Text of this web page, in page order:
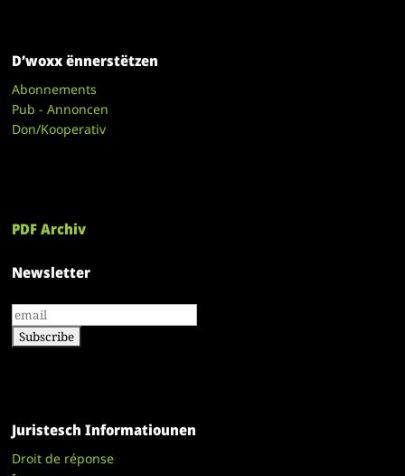
D’woxx ënnerstëtzen
Abonnements
Pub - Annoncen
Don/Kooperativ
PDF Archiv
Newsletter
Juristesch Informatiounen
Droit de réponse